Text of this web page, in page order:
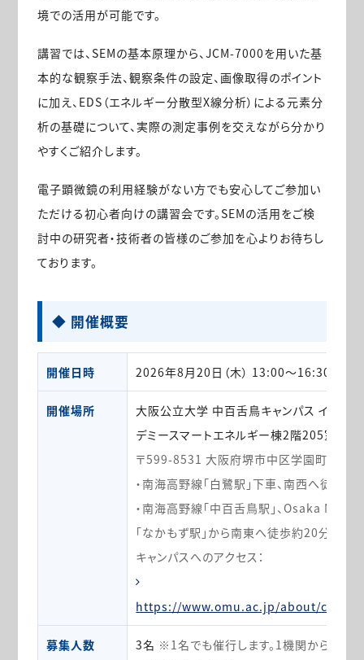
境での活用が可能です。
講習では、SEMの基本原理から、JCM-7000を用いた基
本的な観察手法、観察条件の設定、画像取得のポイント
に加え、EDS（エネルギー分散型X線分析）による元素分
析の基礎について、実際の測定事例を交えながら分かり
やすくご紹介します。
電子顕微鏡の利用経験がない方でも安心してご参加い
ただける初心者向けの講習会です。SEMの活用をご検
討中の研究者・技術者の皆様のご参加を心よりお待ちし
ております。
◆ 開催概要
開催日時 2026年8月20日（木） 13:00〜16:30
開催場所
大阪公立大学 中百舌鳥キャンパス イノベー
デミースマートエネルギー棟2階205室
〒599-8531 大阪府堺市中区学園町1-2
・南海高野線「白鷺駅」下車、南西へ徒歩約
・南海高野線「中百舌鳥駅」、Osaka
「なかもず駅」から南東へ徒歩約20分
キャンパスへのアクセス：
https://www.omu.ac.jp/about/
募集人数 3名 ※1名でも催行します。1機関から複数